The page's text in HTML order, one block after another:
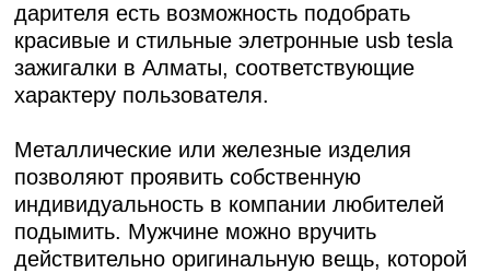
дарителя есть возможность подобрать
красивые и стильные элетронные usb tesla
зажигалки в Алматы, соответствующие
характеру пользователя.
Металлические или железные изделия
позволяют проявить собственную
индивидуальность в компании любителей
подымить. Мужчине можно вручить
действительно оригинальную вещь, которой